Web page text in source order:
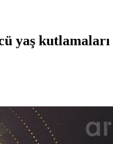
yaş